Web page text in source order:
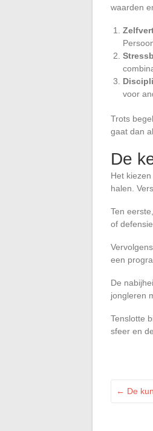
waarden
voor
Trots
gaat dan
De
Het
halen.
Ten
of
een
De
jongleren
Tenslotte
sfeer en
← De